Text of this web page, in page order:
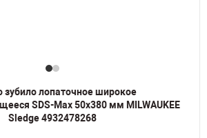
зубило лопаточное широкое
SDS-Max 50х380 мм MILWAUKEE
Sledge 4932478268